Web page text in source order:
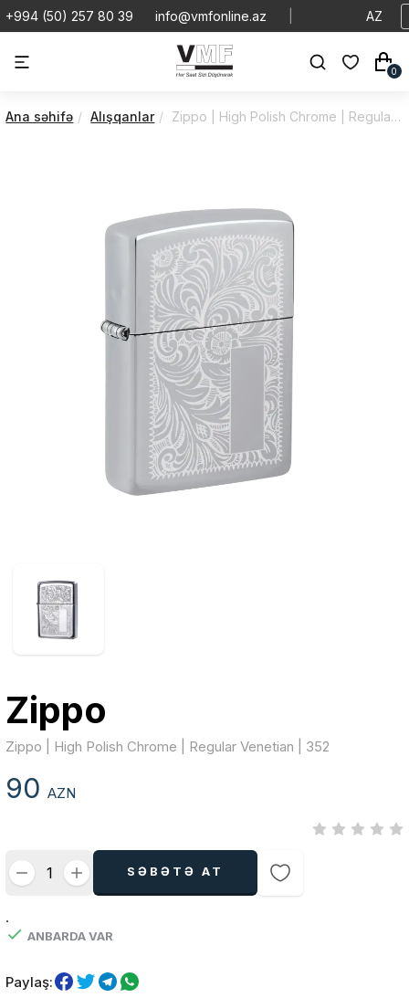
+994 (50) 257 80 39 info@vmfonline.az AZ
0
Ana səhifə Alışqanlar Zippo | High Polish Chrome | Regular Venetian | 352
Zippo
Zippo | High Polish Chrome | Regular Venetian | 352
90AZN
SƏBƏTƏ AT
.
ANBARDA VAR
Paylaş: